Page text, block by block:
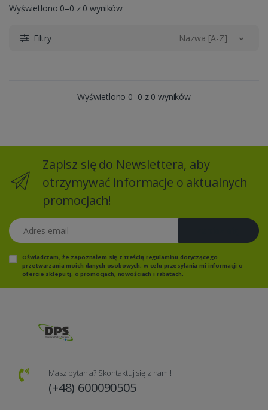
Wyświetlono 0–0 z 0 wyników
Filtry Nazwa [A-Z]
Wyświetlono 0–0 z 0 wyników
Zapisz się do Newslettera, aby
otrzymywać informacje o aktualnych
promocjach!
Adres email
Oświadczam, że zapoznałem się z treścią regulaminu dotyczącego
przetwarzania moich danych osobowych, w celu przesyłania mi informacji o
ofercie sklepu tj. o promocjach, nowościach i rabatach.
Masz pytania? Skontaktuj się z nami!
(+48) 600090505